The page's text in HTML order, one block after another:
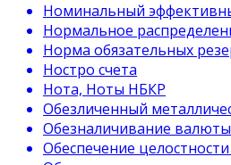
Номинальный
Нормальное
Норма обязательных
Ностро счета
Нота, Ноты НБКР
Обезличенный
Обезналичивание валюты
Обеспечение